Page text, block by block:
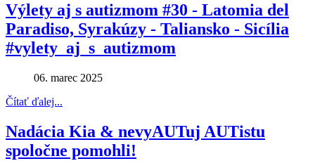
Výlety aj s autizmom #30 - Latomia del
Paradiso, Syrakúzy - Taliansko - Sicília
#vylety_aj_s_autizmom
06. marec 2025
Čítať ďalej...
Nadácia Kia & nevyAUTuj AUTistu
spoločne pomohli!